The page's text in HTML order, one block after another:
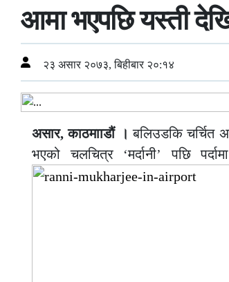
आमा भएपछि यस्ती
२३ असार २०७३, बिहीबार २०:१४
असार, काठमााडौं ।बलिउडकि चर्चित
भएको चलचित्र ‘मर्दानी’ पछि